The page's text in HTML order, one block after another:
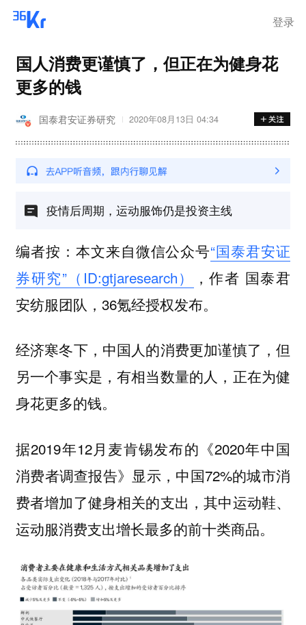
登录
国人消费更谨慎了，但正在为健身花
更多的钱
国泰君安证券研究 2020年08月13日 04:34
疫情后周期，运动服饰仍是投资主线
编者按：本文来自微信公众号“国泰君安证
券研究”（ID:gtjaresearch）
，作者 国泰君
安纺服团队，36氪经授权发布。
经济寒冬下，中国人的消费更加谨慎了，但
另一个事实是，有相当数量的人，正在为健
身花更多的钱。
据2019年12月麦肯锡发布的《2020年中国
消费者调查报告》显示，中国72%的城市消
费者增加了健身相关的支出，其中运动鞋、
运动服消费支出增长最多的前十类商品。